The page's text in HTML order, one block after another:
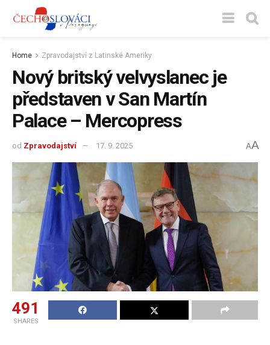
Home Zpravodajství z Latinské Ameriky
Nový britský velvyslanec je
představen v San Martín
Palace – Mercopress
od Zpravodajství 17. 9. 2025 AA
491
SHARES